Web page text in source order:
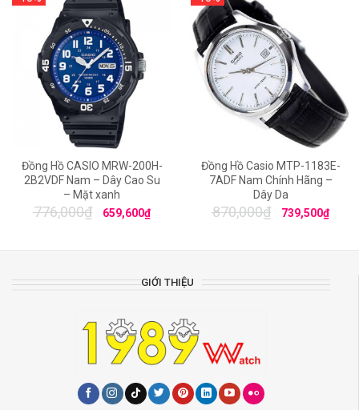
Đồng Hồ CASIO MRW-200H-
2B2VDF Nam – Dây Cao Su
– Mặt xanh
776,000₫ 659,600₫
Đồng Hồ Casio MTP-1183E-
7ADF Nam Chính Hãng –
Dây Da
870,000₫ 739,500₫
GIỚI THIỆU